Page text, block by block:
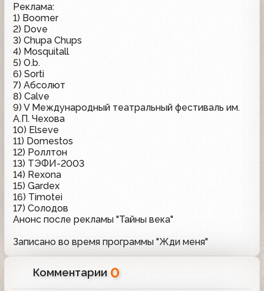
Реклама:
1) Boomer
2) Dove
3) Chupa Chups
4) Mosquitall
5) O.b.
6) Sorti
7) Абсолют
8) Calve
9) V Международный театральный фестиваль им.
А.П. Чехова
10) Elseve
11) Domestos
12) Роллтон
13) ТЭФИ-2003
14) Rexona
15) Gardex
16) Timotei
17) Солодов
Анонс после рекламы "Тайны века"
Записано во время программы "Жди меня"
Комментарии 0